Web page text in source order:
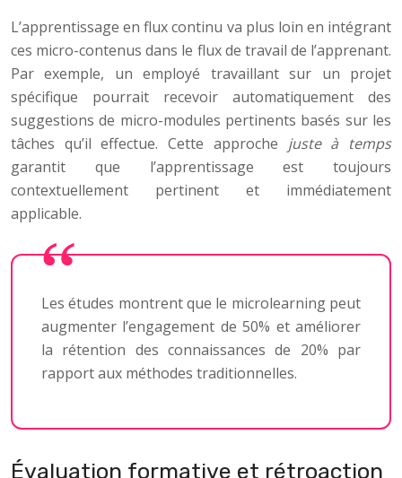
L’apprentissage en flux continu va plus loin en intégrant
ces micro-contenus dans le flux de travail de l’apprenant.
Par exemple, un employé travaillant sur un projet
spécifique pourrait recevoir automatiquement des
suggestions de micro-modules pertinents basés sur les
tâches qu’il effectue. Cette approche juste à temps
garantit que l’apprentissage est toujours
contextuellement pertinent et immédiatement
applicable.
Les études montrent que le microlearning peut
augmenter l’engagement de 50% et améliorer
la rétention des connaissances de 20% par
rapport aux méthodes traditionnelles.
Évaluation formative et rétroaction